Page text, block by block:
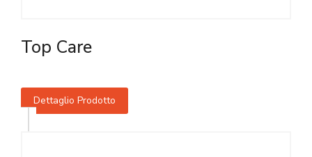
Top Care
Dettaglio Prodotto